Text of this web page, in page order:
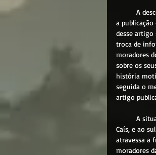
A
a
desse artigo
troca de
moradores
sobre os
história
seguida o
artigo
Caís, e ao
atravessa a
moradores